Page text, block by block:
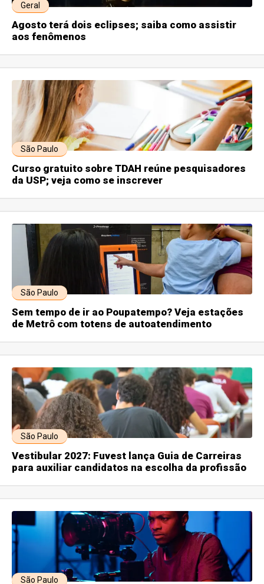
Geral
Agosto terá dois eclipses; saiba como assistir
aos fenômenos
São Paulo
Curso gratuito sobre TDAH reúne pesquisadores
da USP; veja como se inscrever
São Paulo
Sem tempo de ir ao Poupatempo? Veja estações
de Metrô com totens de autoatendimento
São Paulo
Vestibular 2027: Fuvest lança Guia de Carreiras
para auxiliar candidatos na escolha da profissão
São Paulo